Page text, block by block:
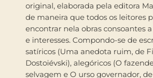
original, elaborada pela editora
de maneira que todos os leitores
encontrar nela obras consoantes
e interesses. Compondo-se de
satíricos (Uma anedota ruim, de
Dostoiévski), alegóricos (O
selvagem e O urso governador,